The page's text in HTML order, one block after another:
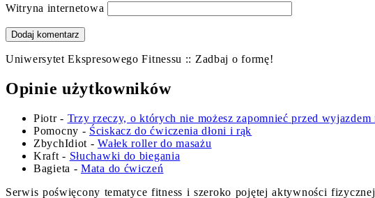
Witryna internetowa
Uniwersytet Ekspresowego Fitnessu :: Zadbaj o formę!
Opinie użytkowników
Piotr- Trzy rzeczy, o których nie możesz zapomnieć przed wyjazdem
Pomocny - Ściskacz do ćwiczenia dłoni i rąk
ZbychIdiot -Wałek roller do masażu
Kraft - Słuchawki do biegania
Bagieta -Mata do ćwiczeń
Serwis poświęcony tematyce fitness i szeroko pojętej aktywności